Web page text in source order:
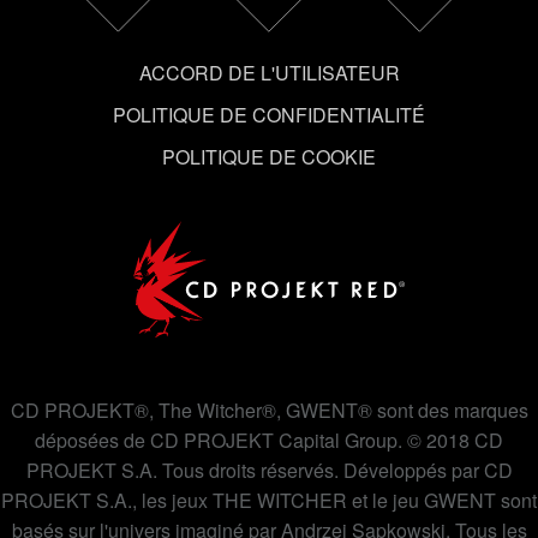
utilisation des cookies et modifier vos préférences dans
le menu "Paramètres" ci-dessous.
ACCORD DE L'UTILISATEUR
POLITIQUE DE CONFIDENTIALITÉ
POLITIQUE DE COOKIE
CD PROJEKT®, The Witcher®, GWENT® sont des marques
déposées de CD PROJEKT Capital Group. © 2018 CD
PROJEKT S.A. Tous droits réservés. Développés par CD
PROJEKT S.A., les jeux THE WITCHER et le jeu GWENT sont
basés sur l'univers imaginé par Andrzej Sapkowski. Tous les